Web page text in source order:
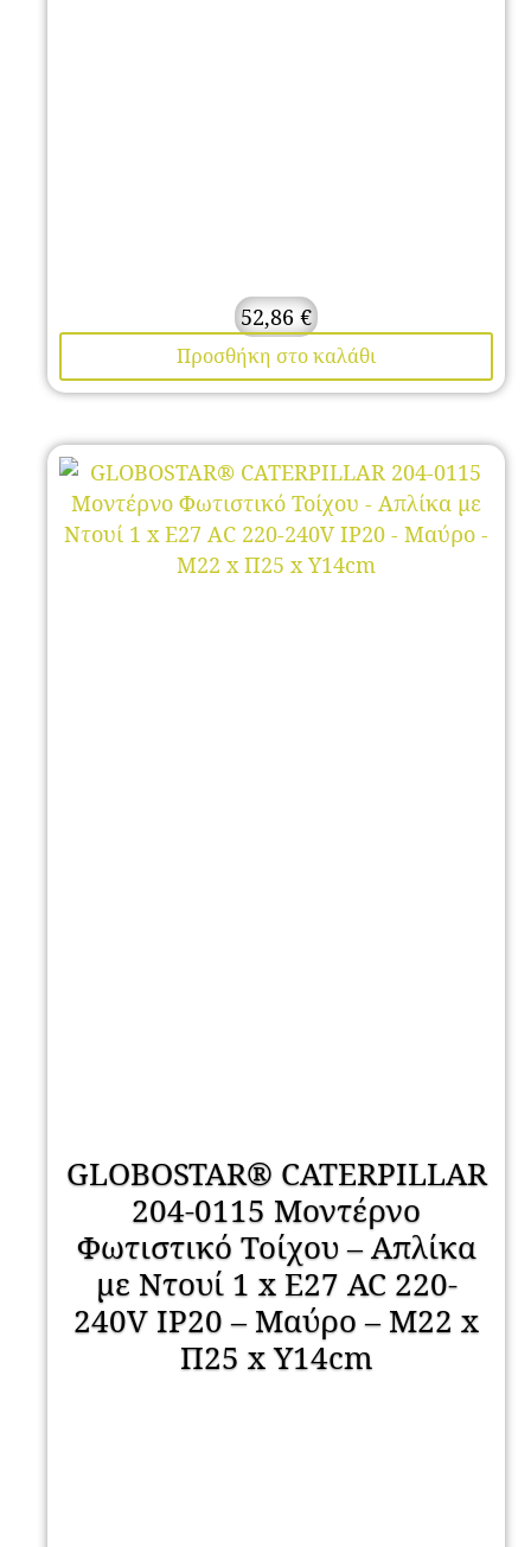
52,86 €
Προσθήκη στο καλάθι
GLOBOSTAR® CATERPILLAR
204-0115 Μοντέρνο
Φωτιστικό Τοίχου – Απλίκα
με Ντουί 1 x E27 AC 220-
240V IP20 – Μαύρο – Μ22 x
Π25 x Υ14cm